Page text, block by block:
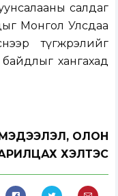
салдаг
Монгол Улсдаа
түгжрэлийг
хангахад
ОЛОН
ХЭЛТЭС